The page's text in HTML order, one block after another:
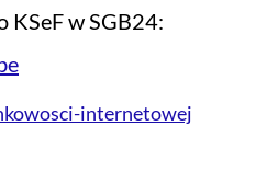
KSeF w SGB24:
internetowej